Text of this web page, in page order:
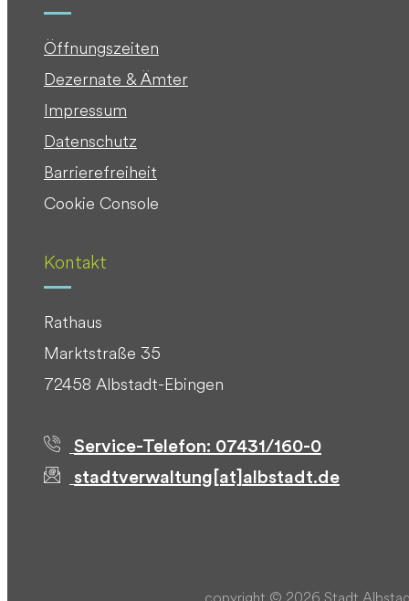
Öffnungszeiten
Dezernate & Ämter
Impressum
Datenschutz
Barrierefreiheit
Cookie Console
Kontakt
Rathaus
Marktstraße 35
72458 Albstadt-Ebingen
Service-Telefon: 07431/160-0
stadtverwaltung[at]albstadt.de
copyright © 2026 Stadt